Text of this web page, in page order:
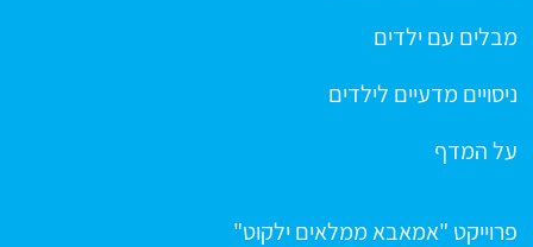
מבלים עם ילדים
ניסויים מדעיים לילדים
על המדף
פרוייקט "אמאבא ממלאים ילקוט"